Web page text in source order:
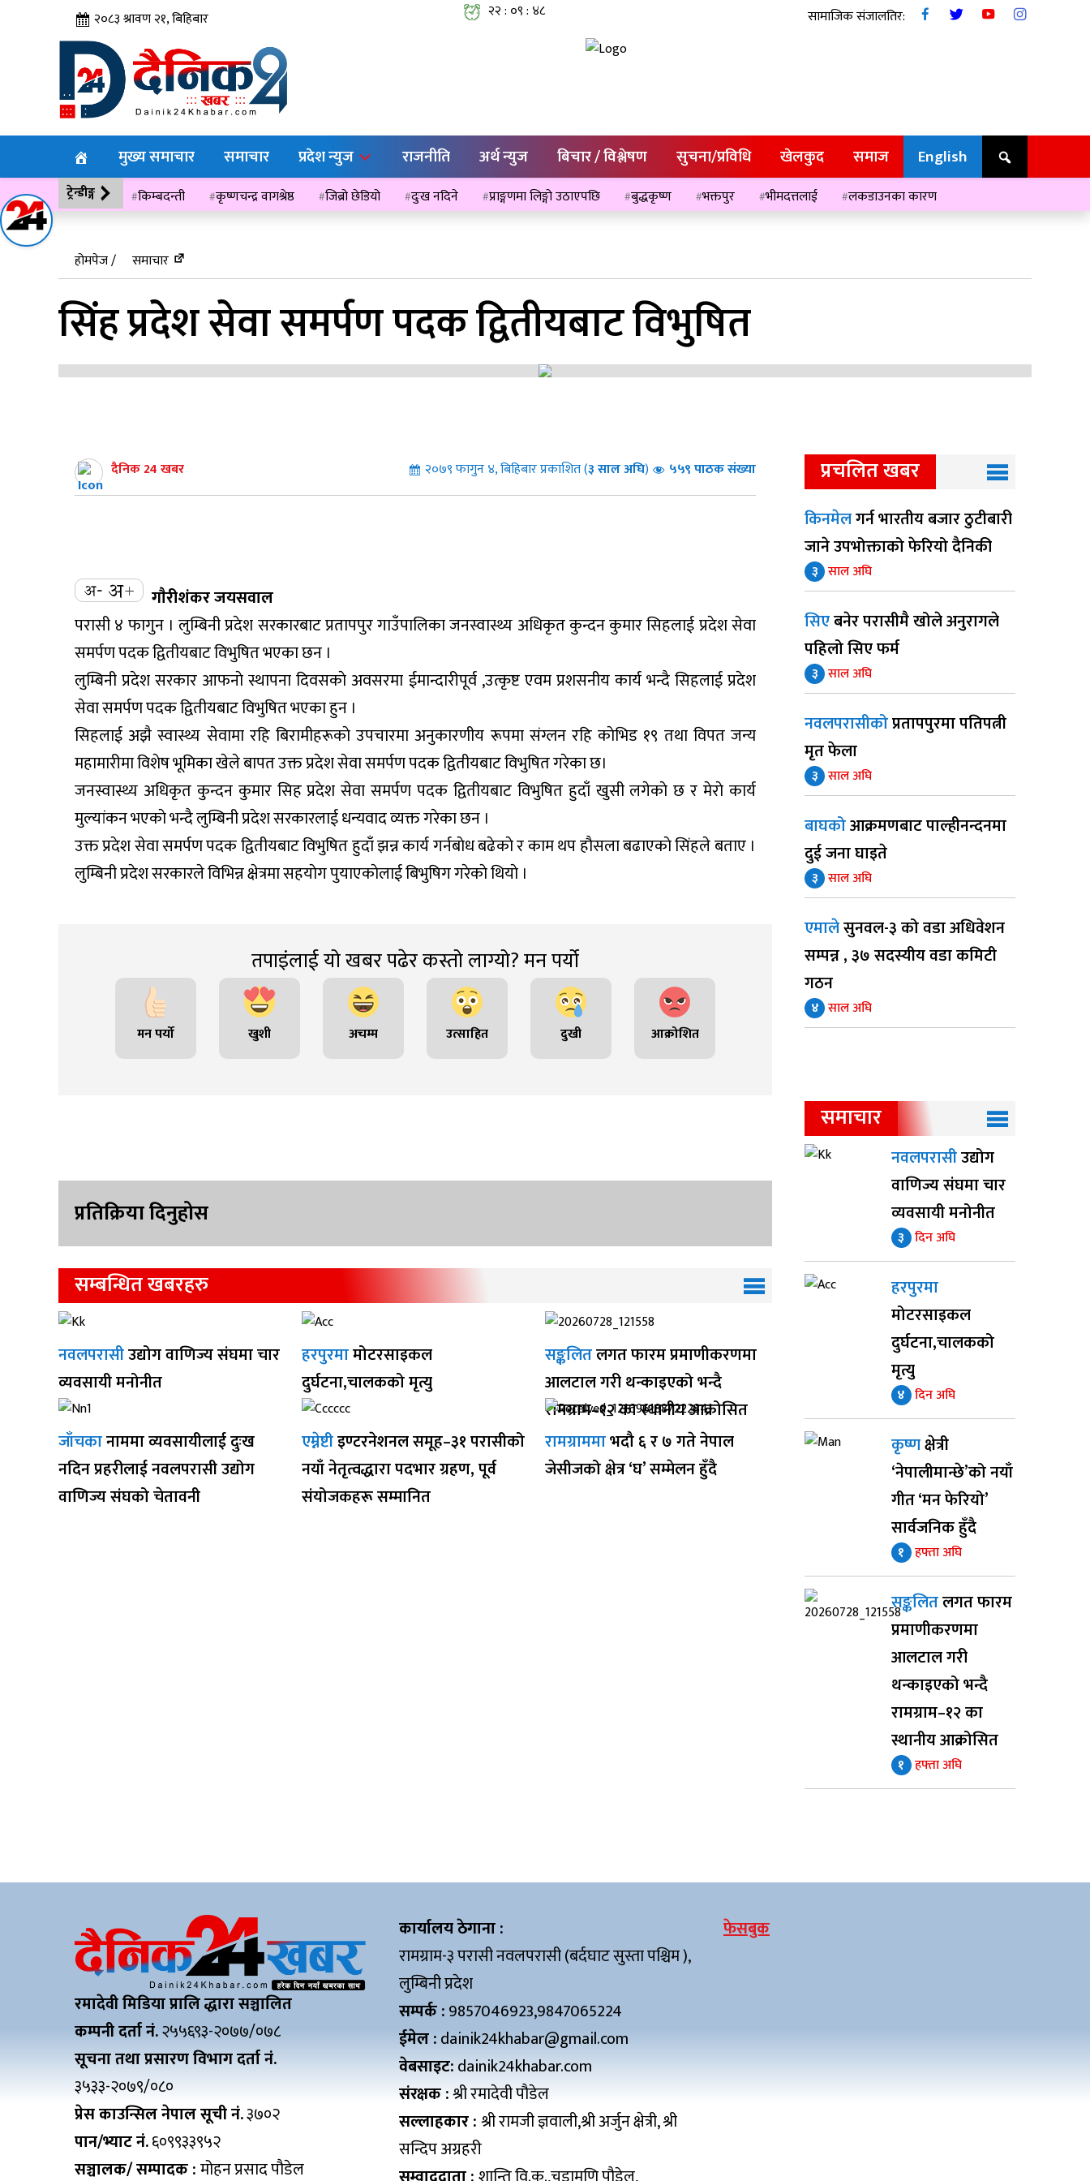
२०८३ श्रावण २१, बिहिबार २२ : ०९ : ४८ सामाजिक संजालतिर:
मुख्य समाचार समाचार प्रदेश न्युज राजनीति अर्थ न्युज बिचार / विश्लेषण सुचना/प्रविधि खेलकुद समाज English
ट्रेन्डीङ्ग किम्बदन्ती कृष्णचन्द्र वागश्रेष्ठ जिब्रो छेडियो दुःख नदिने प्राङ्गणमा लिङ्गो उठाएपछि बुद्धकृष्ण भक्तपुर भीमदत्तलाई
लकडाउनका कारण
होमपेज /
समाचार
सिंह प्रदेश सेवा समर्पण पदक द्वितीयबाट विभुषित
दैनिक 24 खबर २०७९ फागुन ४, बिहिबार प्रकाशित (३साल अघि) ५५९ पाठक संख्या
गाैरीशंकर जयसवाल
परासी ४ फागुन । लुम्बिनी प्रदेश सरकारबाट प्रतापपुर गाउँपालिका जनस्वास्थ्य अधिकृत कुन्दन कुमार सिहलाई प्रदेश सेवा
समर्पण पदक द्वितीयबाट विभुषित भएका छन ।
लुम्बिनी प्रदेश सरकार आफनाे स्थापना दिवसकाे अवसरमा ईमान्दारीपूर्व ,उत्कृष्ट एवम प्रशसनीय कार्य भन्दै सिहलाई प्रदेश
सेवा समर्पण पदक द्वितीयबाट विभुषित भएका हुन ।
सिहलाई अझै स्वास्थ्य सेवामा रहि बिरामीहरूकाे उपचारमा अनुकारणीय रूपमा संग्लन रहि काेभिड १९ तथा विपत जन्य
महामारीमा विशेष भूमिका खेले बापत उक्त प्रदेश सेवा समर्पण पदक द्वितीयबाट विभुषित गरेका छ।
जनस्वास्थ्य अधिकृत कुन्दन कुमार सिह प्रदेश सेवा समर्पण पदक द्वितीयबाट विभुषित हुदाँ खुसी लगेकाे छ र मेराे कार्य
मुल्यांकन भएकाे भन्दै लुम्बिनी प्रदेश सरकारलाई धन्यवाद व्यक्त गरेका छन ।
उक्त प्रदेश सेवा समर्पण पदक द्वितीयबाट विभुषित हुदाँ झन्न कार्य गर्नबाेध बढेकाे र काम थप हाैसला बढाएकाे सिंहले बताए ।
लुम्बिनी प्रदेश सरकारले विभिन्न क्षेत्रमा सहयाेग पुयाएकाेलाई बिभुषिग गरेकाे थियाे ।
तपाइंलाई यो खबर पढेर कस्तो लाग्यो? मन पर्यो
मन पर्यो खुशी अचम्म उत्साहित दुखी आक्रोशित
प्रतिक्रिया दिनुहोस
सम्बन्धित खबरहरु
नवलपरासीउद्योग वाणिज्य संघमा चार
व्यवसायी मनोनीत
हरपुरमामोटरसाइकल
दुर्घटना,चालकको मृत्यु
सङ्कलितलगत फारम प्रमाणीकरणमा
आलटाल गरी थन्काइएको भन्दै
रामग्राम–१२ का स्थानीय आक्रोसित
जाँचकानाममा व्यवसायीलाई दुःख
नदिन प्रहरीलाई नवलपरासी उद्योग
वाणिज्य संघको चेतावनी
एम्नेष्टीइण्टरनेशनल समूह–३१ परासीको
नयाँ नेतृत्वद्धारा पदभार ग्रहण, पूर्व
संयोजकहरू सम्मानित
रामग्राममाभदौ ६ र ७ गते नेपाल
जेसीजको क्षेत्र ‘घ’ सम्मेलन हुँदै
प्रचलित खबर
किनमेलगर्न भारतीय बजार ठुटीबारी
जाने उपभोक्ताको फेरियो दैनिकी
३ साल अघि
सिएबनेर परासीमै खोले अनुरागले
पहिलो सिए फर्म
३ साल अघि
नवलपरासीकोप्रतापपुरमा पतिपत्नी
मृत फेला
३ साल अघि
बाघकोआक्रमणबाट पाल्हीनन्दनमा
दुई जना घाइते
३ साल अघि
एमालेसुनवल-३ को वडा अधिवेशन
सम्पन्न , ३७ सदस्यीय वडा कमिटी
गठन
४ साल अघि
समाचार
नवलपरासीउद्योग
वाणिज्य संघमा चार
व्यवसायी मनोनीत
३ दिन अघि
हरपुरमा
मोटरसाइकल
दुर्घटना,चालकको
मृत्यु
४ दिन अघि
कृष्णक्षेत्री
‘नेपालीमान्छे’को नयाँ
गीत ‘मन फेरियो’
सार्वजनिक हुँदै
१ हफ्ता अघि
सङ्कलितलगत फारम
प्रमाणीकरणमा
आलटाल गरी
थन्काइएको भन्दै
रामग्राम–१२ का
स्थानीय आक्रोसित
१ हफ्ता अघि
रमादेवी मिडिया प्रालि द्धारा सञ्चालित
कम्पनी दर्ता नं.२५५६९३-२०७७/०७८
सूचना तथा प्रसारण विभाग दर्ता नं.
३५३३-२०७९/०८०
प्रेस काउन्सिल नेपाल सूची नं.३७०२
पान/भ्याट नं.६०९९३३९५२
सञ्चालक/ सम्पादक :मोहन प्रसाद पौडेल
कार्यालय ठेगाना :
रामग्राम-३ परासी नवलपरासी (बर्दघाट सुस्ता पश्चिम ),
लुम्बिनी प्रदेश
सम्पर्क :9857046923,9847065224
ईमेल :dainik24khabar@gmail.com
वेबसाइट:dainik24khabar.com
संरक्षक :श्री रमादेवी पौडेल
सल्लाहकार :श्री रामजी ज्ञवाली,श्री अर्जुन क्षेत्री, श्री
सन्दिप अग्रहरी
फेसबुक